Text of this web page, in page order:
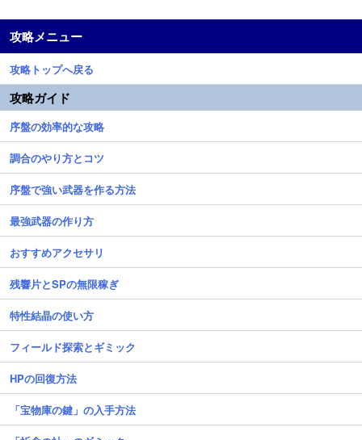
攻略メニュー
攻略トップへ戻る
攻略ガイド
序盤の効率的な攻略
調合のやり方とコツ
序盤で強い武器を作る方法
最強武器の作り方
おすすめアクセサリ
残響片とSPの無限稼ぎ
特性結晶の使い方
フィールド探索とギミック
HPの回復方法
「宝物庫の鍵」の入手方法